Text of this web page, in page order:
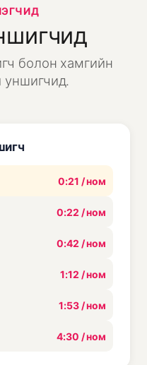
болон хамгийн
уншигчид.
0:21 / ном
0:22 / ном
0:42 / ном
1:12 / ном
1:53 / ном
4:30 / ном